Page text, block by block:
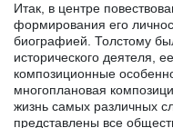
Итак, в центре
формирования его
биографией. Толстому
исторического деятеля,
композиционные
многоплановая
жизнь самых различных
представлены все